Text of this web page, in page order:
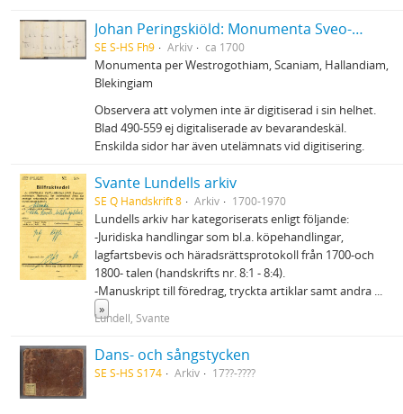
Johan Peringskiöld: Monumenta Sveo-Gothorum
SE S-HS Fh9 Arkiv ca 1700
Monumenta per Westrogothiam, Scaniam, Hallandiam,
Blekingiam
Observera att volymen inte är digitiserad i sin helhet.
Blad 490-559 ej digitaliserade av bevarandeskäl.
Enskilda sidor har även utelämnats vid digitisering.
Svante Lundells arkiv
SE Q Handskrift 8 Arkiv 1700-1970
Lundells arkiv har kategoriserats enligt följande:
-Juridiska handlingar som bl.a. köpehandlingar,
lagfartsbevis och häradsrättsprotokoll från 1700-och
1800- talen (handskrifts nr. 8:1 - 8:4).
-Manuskript till föredrag, tryckta artiklar samt andra ...
»
Lundell, Svante
Dans- och sångstycken
SE S-HS S174 Arkiv 17??-????